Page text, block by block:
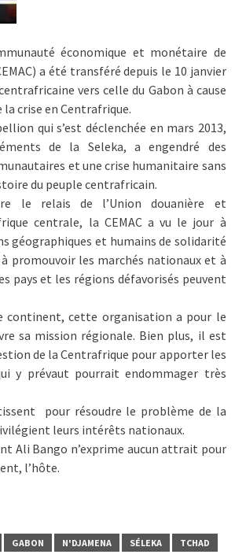
économique et monétaire de
a été transféré depuis le 10 janvier
vers celle du Gabon à cause
crise en Centrafrique.
qui s’est déclenchée en mars 2013,
de la Seleka, a engendré des
et une crise humanitaire sans
du peuple centrafricain.
le relais de l’Union douanière et
centrale, la CEMAC a vu le jour à
géographiques et humains de solidarité
promouvoir les marchés nationaux et à
pays et les régions défavorisés peuvent
continent, cette organisation a pour le
sa mission régionale. Bien plus, il est
de la Centrafrique pour apporter les
y prévaut pourrait endommager très
pour résoudre le problème de la
leurs intérêts nationaux.
Ali Bango n’exprime aucun attrait pour
l’hôte.
GABON N'DJAMENA SÉLEKA TCHAD